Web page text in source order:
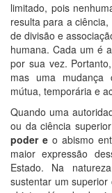
limitado, pois
resulta para a
de divisão e
humana. Cada um é
por sua vez.
mas uma mudança
mútua, temporária e
Quando uma
ou da ciência
poder eo abismo
maior expressão
Estado. Na
sustentar um